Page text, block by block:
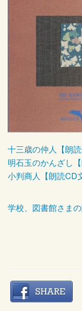
十三歳の仲人【朗
明石玉のかんざし
小判商人【朗読CD
学校、図書館さ